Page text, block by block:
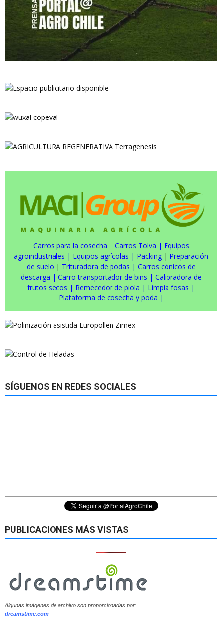
Carros para la cosecha | Carros Tolva | Equipos
agroindustriales | Equipos agrícolas | Packing | Preparación
de suelo | Trituradora de podas | Carros cónicos de
descarga | Carro transportador de bins | Calibradora de
frutos secos | Remecedor de piola | Limpia fosas |
Plataforma de cosecha y poda |
SÍGUENOS EN REDES SOCIALES
PUBLICACIONES MÁS VISTAS
Algunas imágenes de archivo son proporcionadas por:
dreamstime.com